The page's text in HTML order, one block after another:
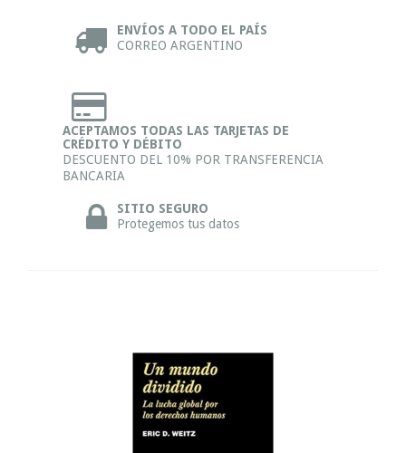
ENVÍOS A TODO EL PAÍS
CORREO ARGENTINO
ACEPTAMOS TODAS LAS TARJETAS DE
CRÉDITO Y DÉBITO
DESCUENTO DEL 10% POR TRANSFERENCIA
BANCARIA
SITIO SEGURO
Protegemos tus datos